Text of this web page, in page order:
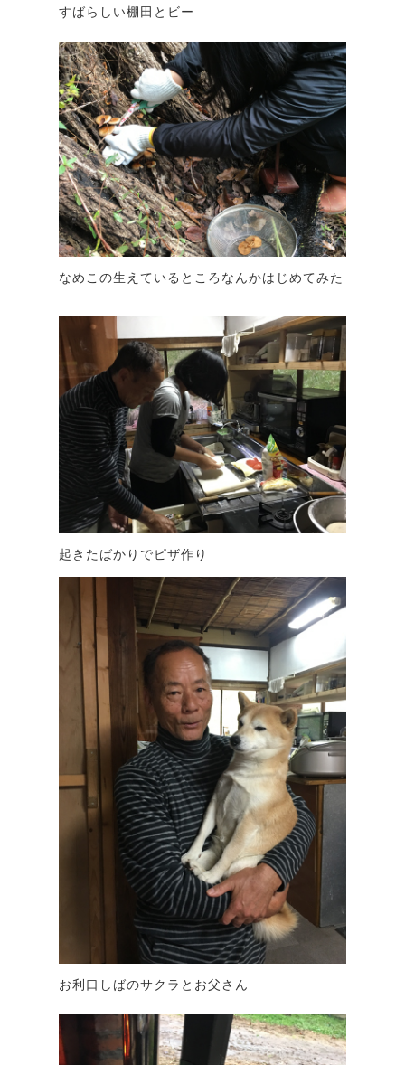
すばらしい棚田とビー
なめこの生えているところなんかはじめてみた
起きたばかりでピザ作り
お利口しばのサクラとお父さん